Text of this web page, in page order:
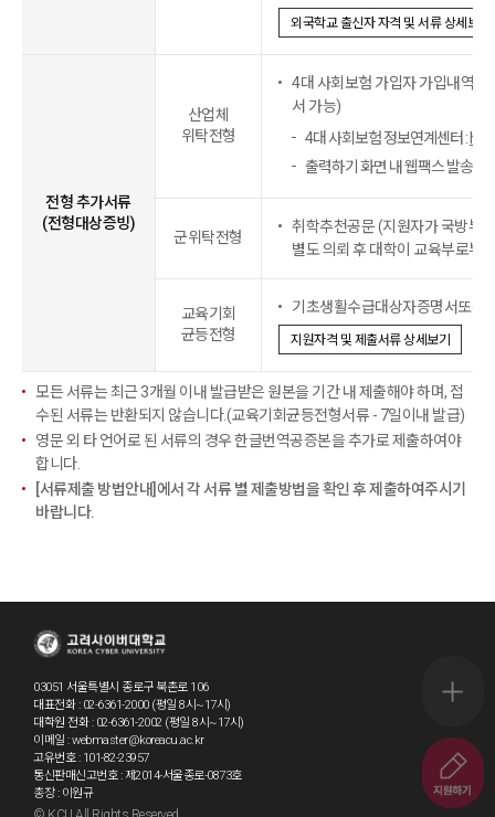
외국학교 출신자 자격 및 서류 상세보기
전형 추가서류
(전형대상증빙)
산업체
위탁전형
4대 사회보험 가입자 가입내역
서 가능)
4대 사회보험 정보연계센터 :
출력하기 화면 내 웹팩스 발송 가
군위탁전형
취학추천공문 (지원자가 국방부
별도 의뢰 후 대학이 교육부로부
교육기회
균등전형
기초생활수급대상자증명서또는
지원자격 및 제출서류 상세보기
모든 서류는 최근 3개월 이내 발급받은 원본을 기간 내 제출해야 하며, 접
수된 서류는 반환되지 않습니다.(교육기회균등전형서류 - 7일이내 발급)
영문 외 타 언어로 된 서류의 경우 한글번역공증본을 추가로 제출하여야
합니다.
[서류제출 방법안내]에서 각 서류 별 제출방법을 확인 후 제출하여주시기
바랍니다.
퀵메뉴
~8.20.(
03051 서울특별시 종로구 북촌로 106
대표전화 : 02-6361-2000 (평일 8시~17시)
대학원 전화 : 02-6361-2002 (평일 8시~17시)
이메일 : webmaster@koreacu.ac.kr
고유번호 : 101-82-23957
통신판매신고번호 : 제2014-서울종로-0873호
총장 : 이원규